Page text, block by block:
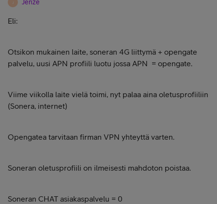
J Jenze
Eli:
Otsikon mukainen laite, soneran 4G liittymä + opengate
palvelu, uusi APN profiili luotu jossa APN = opengate.
Viime viikolla laite vielä toimi, nyt palaa aina oletusprofiiliin
(Sonera, internet)
Opengatea tarvitaan firman VPN yhteyttä varten.
Soneran oletusprofiili on ilmeisesti mahdoton poistaa.
Soneran CHAT asiakaspalvelu = 0